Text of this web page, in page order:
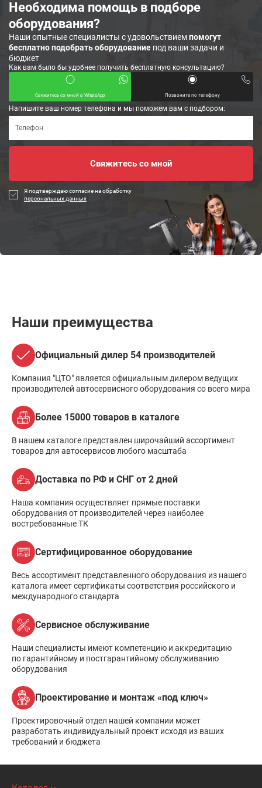
Необходима помощь в подборе
оборудования?
Наши опытные специалисты с удовольствиемпомогут
бесплатно подобрать оборудование под ваши задачи и
бюджет
Как вам было бы удобнее получить бесплатную консультацию?
Свяжитесь со мной в WhatsApp Позвоните по телефону
Напишите ваш номер телефона и мы поможем вам с подбором:
Я подтверждаю согласие на обработку
персональных данных
Наши преимущества
Официальный дилер 54 производителей
Компания "ЦТО" является официальным дилером ведущих
производителей автосервисного оборудования со всего мира
Более 15000 товаров в каталоге
В нашем каталоге представлен широчайший ассортимент
товаров для автосервисов любого масштаба
Доставка по РФ и СНГ от 2 дней
Наша компания осуществляет прямые поставки
оборудования от производителей через наиболее
востребованные ТК
Сертифицированное оборудование
Весь ассортимент представленного оборудования из нашего
каталога имеет сертификаты соответствия российского и
международного стандарта
Сервисное обслуживание
Наши специалисты имеют компетенцию и аккредитацию
по гарантийному и постгарантийному обслуживанию
оборудования
Проектирование и монтаж «под ключ»
Проектировочный отдел нашей компании может
разработать индивидуальный проект исходя из ваших
требований и бюджета